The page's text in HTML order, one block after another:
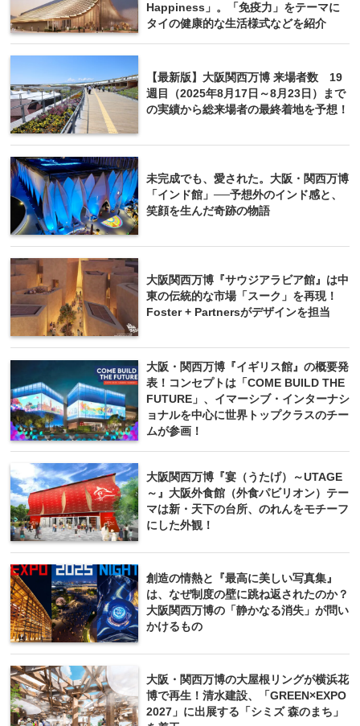
Happiness」。「免疫力」をテーマに
タイの健康的な生活様式などを紹介
【最新版】大阪関西万博 来場者数 19
週目（2025年8月17日～8月23日）まで
の実績から総来場者の最終着地を予想！
未完成でも、愛された。大阪・関西万博
「インド館」──予想外のインド感と、
笑顔を生んだ奇跡の物語
大阪関西万博『サウジアラビア館』は中
東の伝統的な市場「スーク」を再現！
Foster + Partnersがデザインを担当
大阪・関西万博『イギリス館』の概要発
表！コンセプトは「COME BUILD THE
FUTURE」、イマーシブ・インターナシ
ョナルを中心に世界トップクラスのチー
ムが参画！
大阪関西万博『宴（うたげ）～UTAGE
～』大阪外食館（外食パビリオン）テー
マは新・天下の台所、のれんをモチーフ
にした外観！
創造の情熱と『最高に美しい写真集』
は、なぜ制度の壁に跳ね返されたのか？
大阪関西万博の「静かなる消失」が問い
かけるもの
大阪・関西万博の大屋根リングが横浜花
博で再生！清水建設、「GREEN×EXPO
2027」に出展する「シミズ 森のまち」